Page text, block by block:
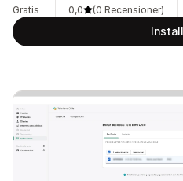
Gratis
0,0
(0 Recensioner)